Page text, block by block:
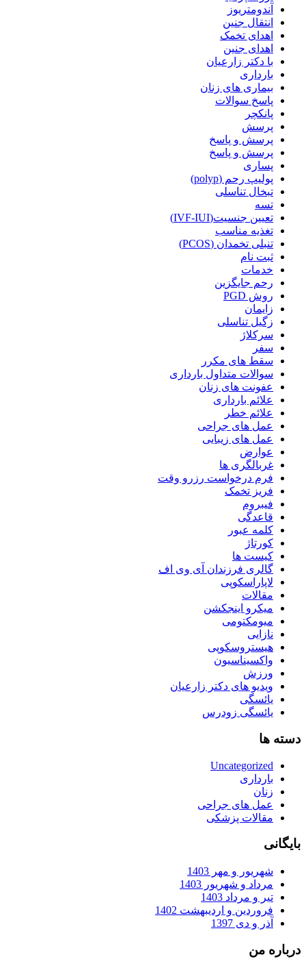
آندومتریوز
انتقال جنین
اهدای تخمک
اهدای جنین
با دکتر زارعیان
بارداری
بیماری های زنان
پاسخ سوالات
پانکچر
پرسش
پرسش و پاسخ
پرسش و پاسخ
پساری
پولیپ رحم (polyp)
تبخال تناسلی
تسه
تعیین جنسیت(IVF-IUI)
تغذیه مناسب
تنبلی تخمدان (PCOS)
ثبت نام
خدمات
رحم جایگزین
روش PGD
زایمان
زگیل تناسلی
سرکلاژ
سفر
سقط های مکرر
سوالات متداول بارداری
عفونت های زنان
علائم بارداری
علائم خطر
عمل های جراحی
عمل های زیبایی
عوارض
غربالگری ها
فرم درخواست رزرو وقت
فریز تخمک
فیبروم
قاعدگی
کلمه عبور
کورتاژ
کیست ها
گالری فرزندان آی وی اف
لاپاراسکوپی
مقالات
میکرو اینجکشن
میومکتومی
نازایی
هیستروسکوپی
واکسیناسیون
ورزش
ویدیو های دکتر زارعیان
یائسگی
یائسگی زودرس
دسته ها
Uncategorized
بارداری
زنان
عمل های جراحی
مقالات پزشکی
بایگانی
شهریور و مهر 1403
مرداد و شهریور 1403
تیر و مرداد 1403
فروردین و اردیبهشت 1402
آذر و دی 1397
درباره من